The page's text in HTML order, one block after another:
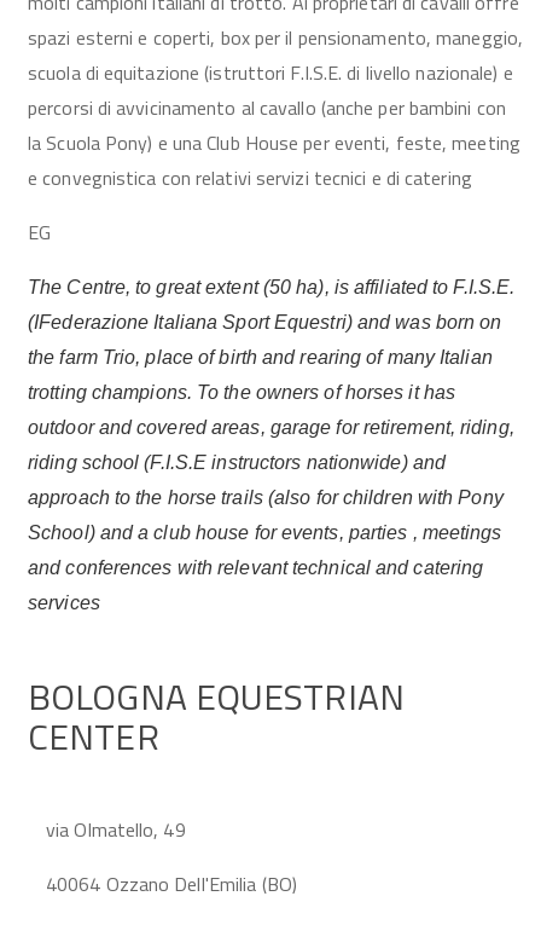
spazi esterni e coperti, box per il pensionamento, maneggio,
scuola di equitazione (istruttori F.I.S.E. di livello nazionale) e
percorsi di avvicinamento al cavallo (anche per bambini con
la Scuola Pony) e una Club House per eventi, feste, meeting
e convegnistica con relativi servizi tecnici e di catering
EG
The Centre, to great extent (50 ha), is affiliated to F.I.S.E.
(IFederazione Italiana Sport Equestri) and was born on
the farm Trio, place of birth and rearing of many Italian
trotting champions. To the owners of horses it has
outdoor and covered areas, garage for retirement, riding,
riding school (F.I.S.E instructors nationwide) and
approach to the horse trails (also for children with Pony
School) and a club house for events, parties , meetings
and conferences with relevant technical and catering
services
BOLOGNA EQUESTRIAN
CENTER
via Olmatello, 49
40064 Ozzano Dell'Emilia (BO)